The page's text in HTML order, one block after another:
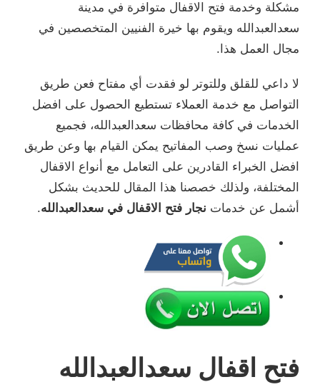
مشكلة وخدمة فتح الاقفال متوافرة في مدينة
سعدالعبدالله ويقوم بها خيرة الفنيين المتخصصين في
مجال العمل هذا.
لا داعي للقلق وللتوتر لو فقدت أي مفتاح فعن طريق
التواصل مع خدمة العملاء تستطيع الحصول على افضل
الخدمات في كافة محافظات سعدالعبدالله، فجميع
عمليات نسخ وصب المفاتيح يمكن القيام بها وعن طريق
افضل الخبراء القادرين على التعامل مع أنواع الاقفال
المختلفة، ولذلك خصصنا هذا المقال للحديث بشكل
أشمل عن خدمات نجار فتح الاقفال في سعدالعبدالله.
فتح اقفال سعدالعبدالله